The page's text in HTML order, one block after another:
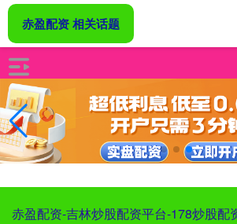
赤盈配资-吉林炒股配资平台-178炒股配
赤盈配资 相关话题